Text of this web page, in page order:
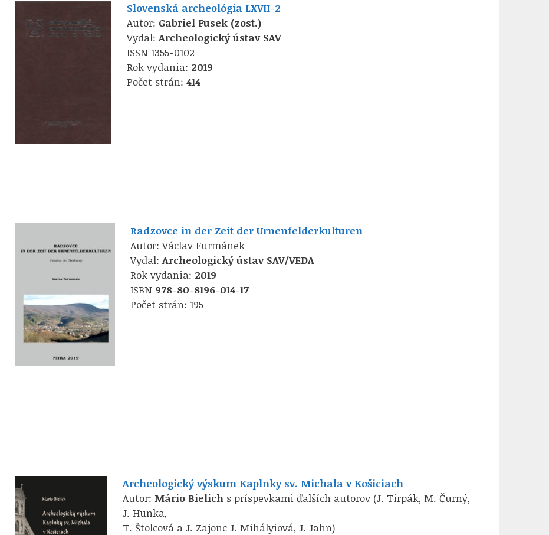
Slovenská archeológia LXVII-2
Autor: Gabriel Fusek (zost.)
Vydal: Archeologický ústav SAV
ISSN 1355-0102
Rok vydania: 2019
Počet strán: 414
Radzovce in der Zeit der Urnenfelderkulturen
Autor: Václav Furmánek
Vydal:Archeologický ústav SAV/VEDA
Rok vydania: 2019
ISBN 978-80-8196-014-17
Počet strán: 195
Archeologický výskum Kaplnky sv. Michala v Košiciach
Autor: Mário Bielich s príspevkami ďalších autorov (J. Tirpák, M. Čurný,
J. Hunka,
T. Štolcová a J. Zajonc J. Mihályiová, J. Jahn)